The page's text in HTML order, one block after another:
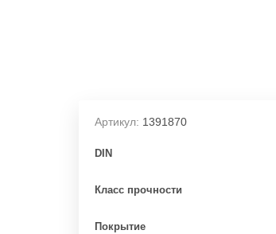
Артикул: 1391870
DIN
Класс прочности
Покрытие